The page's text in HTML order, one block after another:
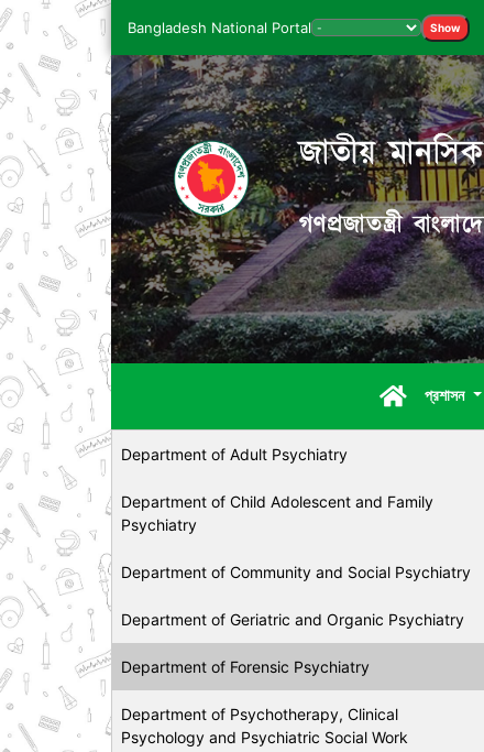
Bangladesh National Portal Show
জাতীয় মানসিক
গণপ্রজাতন্ত্রী
প্রশাসন
Department of Adult Psychiatry
Department of Child Adolescent and Family
Psychiatry
Department of Community and Social Psychiatry
Department of Geriatric and Organic Psychiatry
Department of Forensic Psychiatry
Department of Psychotherapy, Clinical
Psychology and Psychiatric Social Work